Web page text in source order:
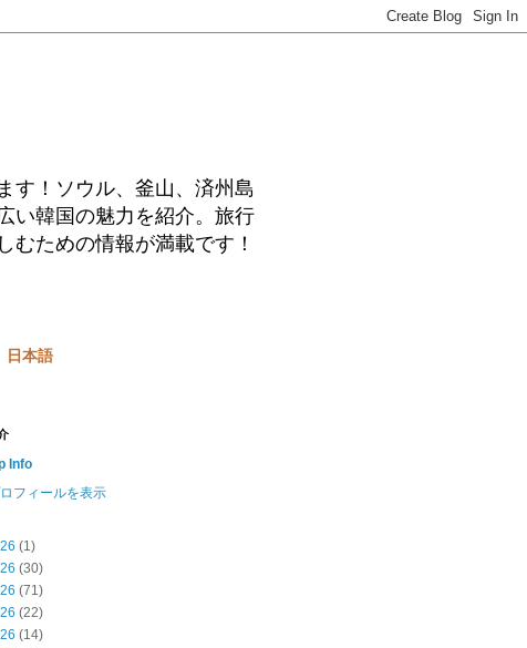
す！ソウル、釜山、済州島
い韓国の魅力を紹介。旅行
ための情報が満載です！
日本語
Info
フィールを表示
(1)
(30)
(71)
(22)
(14)